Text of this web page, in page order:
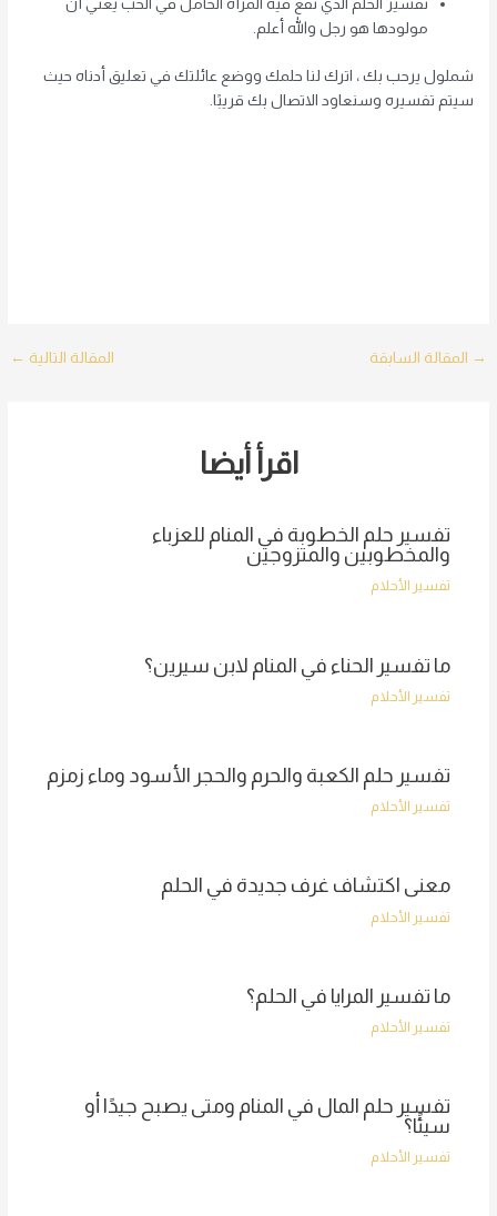
تفسير الحلم الذي تقع فيه المرأة الحامل في الحب يعني أن
مولودها هو رجل والله أعلم.
شملول يرحب بك ، اترك لنا حلمك ووضع عائلتك في تعليق أدناه حيث
سيتم تفسيره وسنعاود الاتصال بك قريبًا.
Post
→ المقالة السابقة المقالة التالية ←
اقرأ أيضا
تفسير حلم الخطوبة في المنام للعزباء
والمخطوبين والمتزوجين
تفسير الأحلام
ما تفسير الحناء في المنام لابن سيرين؟
تفسير الأحلام
تفسير حلم الكعبة والحرم والحجر الأسود وماء زمزم
تفسير الأحلام
معنى اكتشاف غرف جديدة في الحلم
تفسير الأحلام
ما تفسير المرايا في الحلم؟
تفسير الأحلام
تفسير حلم المال في المنام ومتى يصبح جيدًا أو
سيئًا؟
تفسير الأحلام